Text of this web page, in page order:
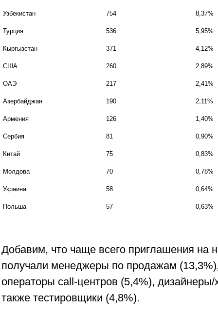
Узбекистан 754 8,37%
Турция 536 5,95%
Кыргызстан 371 4,12%
США 260 2,89%
ОАЭ 217 2,41%
Азербайджан 190 2,11%
Армения 126 1,40%
Сербия 81 0,90%
Китай 75 0,83%
Молдова 70 0,78%
Украина 58 0,64%
Польша 57 0,63%
Добавим, что чаще всего приглашения на
получали менеджеры по продажам
операторы call-центров (5,4%),
также тестировщики (4,8%).